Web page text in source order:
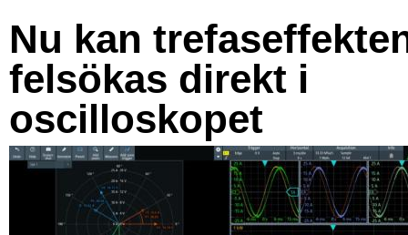
Nu kan
felsökas direkt i
oscilloskopet